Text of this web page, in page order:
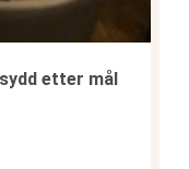
etter mål